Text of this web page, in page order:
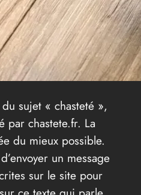
sujet « chasteté »,
par chastete.fr. La
du mieux possible.
un message
sur le site pour